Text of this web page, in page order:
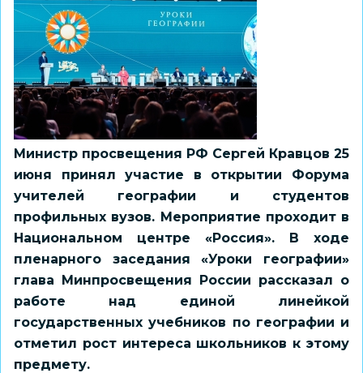
Министр просвещения РФ Сергей Кравцов 25
июня принял участие в открытии Форума
учителей географии и студентов
профильных вузов. Мероприятие проходит в
Национальном центре «Россия». В ходе
пленарного заседания «Уроки географии»
глава Минпросвещения России рассказал о
работе над единой линейкой
государственных учебников по географии и
отметил рост интереса школьников к этому
предмету.